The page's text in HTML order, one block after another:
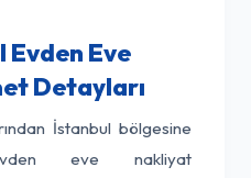
Evden Eve
Detayları
İstanbul bölgesine
eve nakliyat